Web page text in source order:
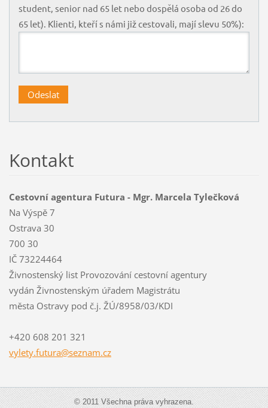
student, senior nad 65 let nebo dospělá osoba od 26 do
65 let). Klienti, kteří s námi již cestovali, mají slevu 50%):
Kontakt
Cestovní agentura Futura - Mgr. Marcela Tylečková
Na Výspě 7
Ostrava 30
700 30
IČ 73224464
Živnostenský list Provozování cestovní agentury
vydán Živnostenským úřadem Magistrátu
města Ostravy pod č.j. ŽÚ/8958/03/KDI
+420 608 201 321
vylety.futura@seznam.cz
© 2011 Všechna práva vyhrazena.